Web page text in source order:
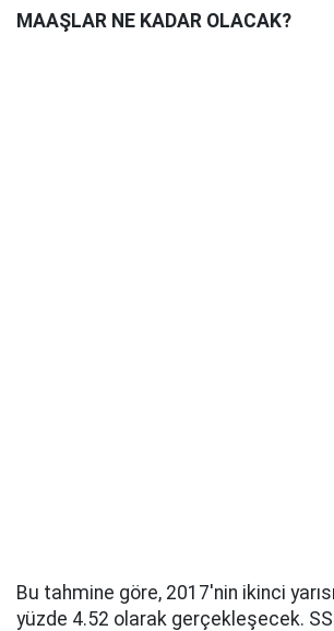
MAAŞLAR NE KADAR OLACAK?
Bu tahmine göre, 2017'nin ikinci
yüzde 4.52 olarak gerçekleşecek.